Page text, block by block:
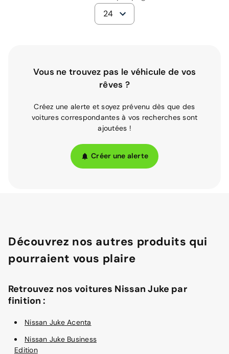
24
Vous ne trouvez pas le véhicule de vos
rêves ?
Créez une alerte et soyez prévenu dès que des
voitures correspondantes à vos recherches sont
ajoutées !
Créer une alerte
Découvrez nos autres produits qui
pourraient vous plaire
Retrouvez nos voitures Nissan Juke par
finition :
Nissan Juke Acenta
Nissan Juke Business
Edition